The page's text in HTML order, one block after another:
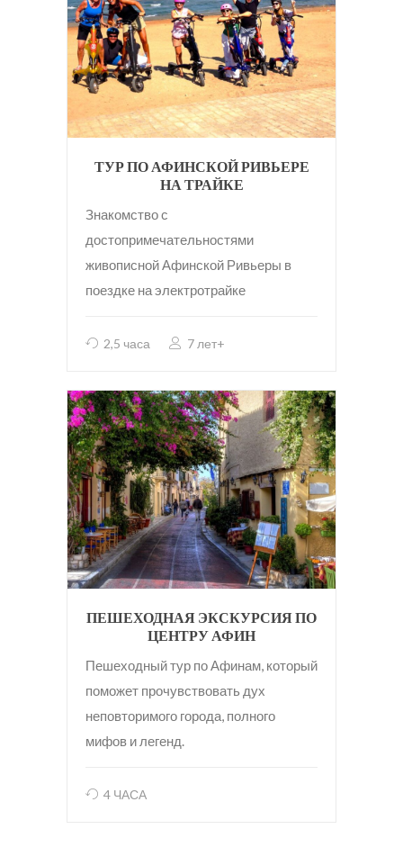
ТУР ПО АФИНСКОЙ РИВЬЕРЕ
НА ТРАЙКЕ
Знакомство с
достопримечательностями
живописной Афинской Ривьеры в
поездке на электротрайке
2,5 часа 7 лет+
ПЕШЕХОДНАЯ ЭКСКУРСИЯ ПО
ЦЕНТРУ АФИН
Пешеходный тур по Афинам, который
поможет прочувствовать дух
неповторимого города, полного
мифов и легенд.
4 ЧАСА